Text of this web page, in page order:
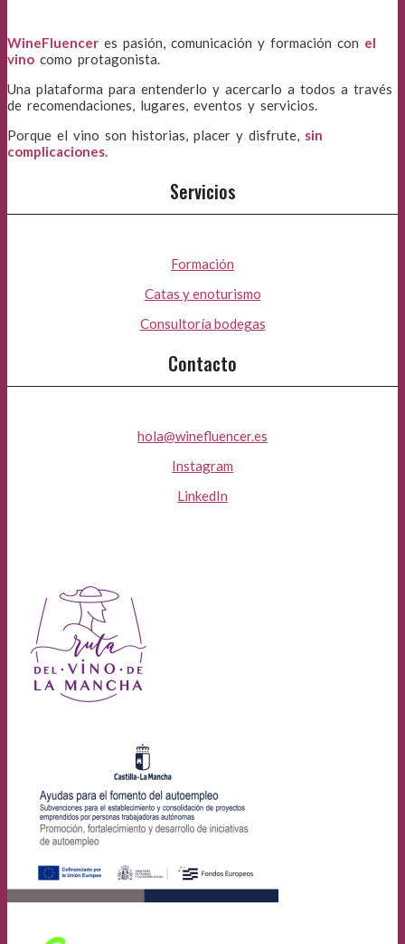
WineFluencer es pasión, comunicación y formación con el
vino como protagonista.
Una plataforma para entenderlo y acercarlo a todos a través
de recomendaciones, lugares, eventos y servicios.
Porque el vino son historias, placer y disfrute, sin
complicaciones.
Servicios
Formación
Catas y enoturismo
Consultoría bodegas
Contacto
hola@winefluencer.es
Instagram
LinkedIn